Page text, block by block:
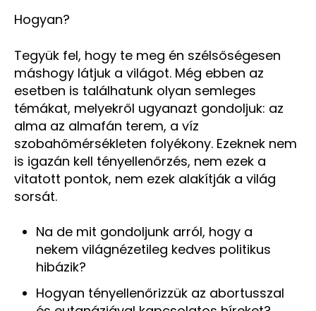
Hogyan?
Tegyük fel, hogy te meg én szélsőségesen
máshogy látjuk a világot. Még ebben az
esetben is találhatunk olyan semleges
témákat, melyekről ugyanazt gondoljuk: az
alma az almafán terem, a víz
szobahőmérsékleten folyékony. Ezeknek nem
is igazán kell tényellenőrzés, nem ezek a
vitatott pontok, nem ezek alakítják a világ
sorsát.
Na de mit gondoljunk arról, hogy a
nekem világnézetileg kedves politikus
hibázik?
Hogyan tényellenőrizzük az abortusszal